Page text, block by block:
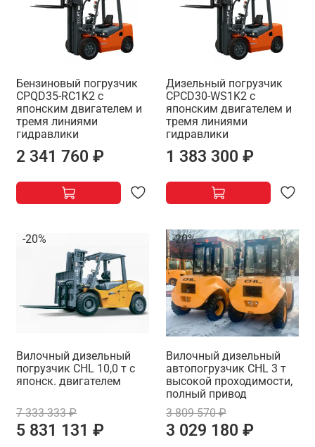
Бензиновый погрузчик
CPQD35-RC1K2 с
японским двигателем и
тремя линиями
гидравлики
2 341 760 ₽
Дизельный погрузчик
CPCD30-WS1K2 с
японским двигателем и
тремя линиями
гидравлики
1 383 300 ₽
-20%
Вилочный дизельный
погрузчик CHL 10,0 т с
японск. двигателем
7 333 333 ₽
5 831 131 ₽
-20%
Вилочный дизельный
автопогрузчик CHL 3 т
высокой проходимости,
полный привод
3 809 570 ₽
3 029 180 ₽